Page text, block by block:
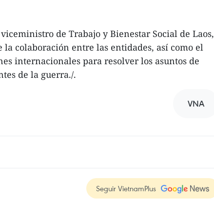
de Trabajo y Bienestar Social de Laos,
la colaboración entre las entidades, así como el
internacionales para resolver los asuntos de
de la guerra./.
VNA
Seguir VietnamPlus